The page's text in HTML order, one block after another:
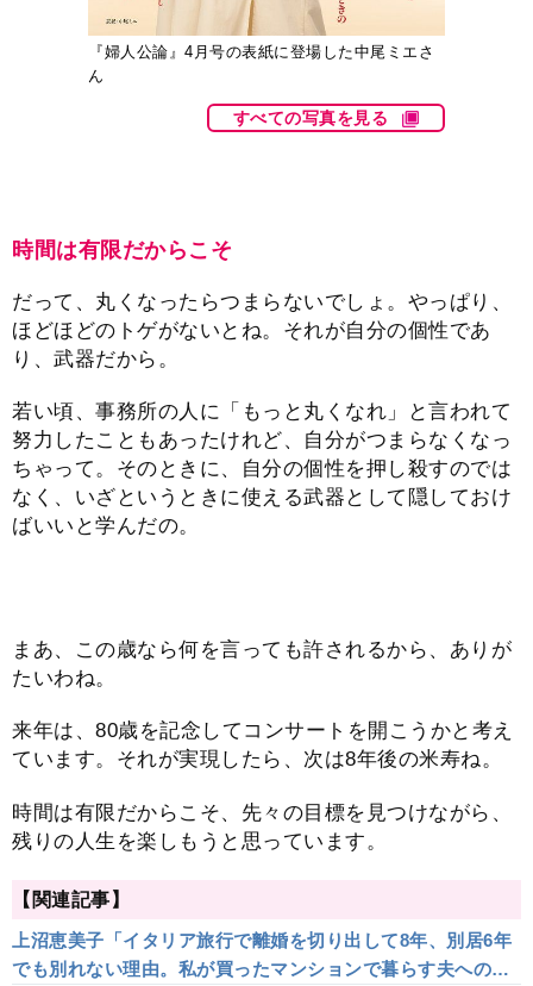
『婦人公論』4月号の表紙に登場した中尾ミエさ
ん
すべての写真を見る
時間は有限だからこそ
だって、丸くなったらつまらないでしょ。やっぱり、
ほどほどのトゲがないとね。それが自分の個性であ
り、武器だから。
若い頃、事務所の人に「もっと丸くなれ」と言われて
努力したこともあったけれど、自分がつまらなくなっ
ちゃって。そのときに、自分の個性を押し殺すのでは
なく、いざというときに使える武器として隠しておけ
ばいいと学んだの。
まあ、この歳なら何を言っても許されるから、ありが
たいわね。
来年は、80歳を記念してコンサートを開こうかと考え
ています。それが実現したら、次は8年後の米寿ね。
時間は有限だからこそ、先々の目標を見つけながら、
残りの人生を楽しもうと思っています。
【関連記事】
上沼恵美子「イタリア旅行で離婚を切り出して8年、別居6年
でも別れない理由。私が買ったマンションで暮らす夫への気